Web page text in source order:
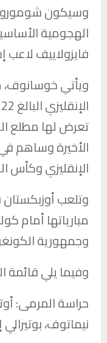
وسيكون
الهجومية
فايزولاييف
ويأتي
تعرض لها مطلع
الأخيرة وساهم
الإنقليزي وكأس
مبارياتها أمام
وجمهورية
وفيما يلي قائمة
حراسة المرمى:
نيماتوف،